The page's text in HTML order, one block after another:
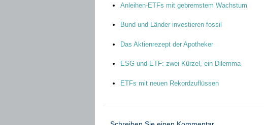
Anleihen-ETFs mit gebremstem Wachstum
Bund und Länder investieren fossil
Das Aktienrezept der Apotheker
ESG und ETF: zwei Kürzel, ein Dilemma
ETFs mit neuen Rekordzuflüssen